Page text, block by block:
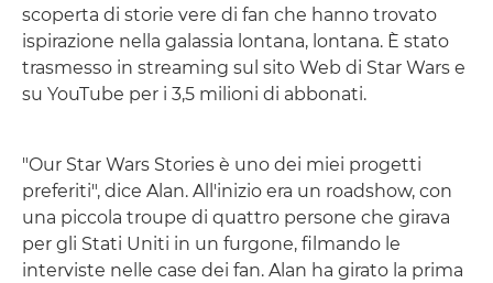
scoperta di storie vere di fan che hanno trovato
ispirazione nella galassia lontana, lontana. È stato
trasmesso in streaming sul sito Web di Star Wars e
su YouTube per i 3,5 milioni di abbonati.
"Our Star Wars Stories è uno dei miei progetti
preferiti", dice Alan. All'inizio era un roadshow, con
una piccola troupe di quattro persone che girava
per gli Stati Uniti in un furgone, filmando le
interviste nelle case dei fan. Alan ha girato la prima